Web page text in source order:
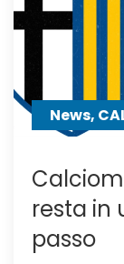
News,
resta in
passo